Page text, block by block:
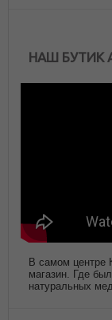
НАШ БУТИК
В самом центре
магазин. Где
натуральных